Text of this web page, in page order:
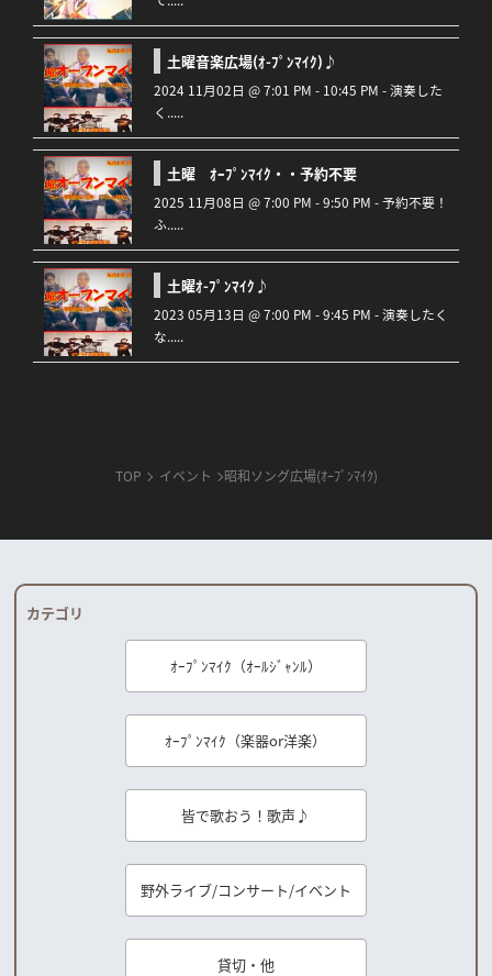
土曜音楽広場(ｵ-ﾌﾟﾝﾏｲｸ)♪
2024 11月02日 @ 7:01 PM - 10:45 PM - 演奏した
く.....
土曜 ｵｰﾌﾟﾝﾏｲｸ・・予約不要
2025 11月08日 @ 7:00 PM - 9:50 PM - 予約不要！
ふ.....
土曜ｵ-ﾌﾟﾝﾏｲｸ♪
2023 05月13日 @ 7:00 PM - 9:45 PM - 演奏したく
な.....
TOP イベント 昭和ソング広場(ｵｰﾌﾟﾝﾏｲｸ)
カテゴリ
ｵｰﾌﾟﾝﾏｲｸ（ｵｰﾙｼﾞｬﾝﾙ）
ｵｰﾌﾟﾝﾏｲｸ（楽器or洋楽）
皆で歌おう！歌声♪
野外ライブ/コンサート/イベント
貸切・他